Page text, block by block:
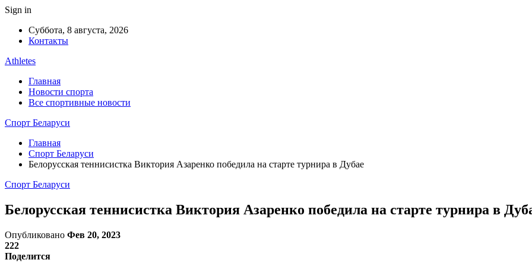
Sign in
Суббота, 8 августа, 2026
Контакты
Athletes
Главная
Новости спорта
Все спортивные новости
Спорт Беларуси
Главная
Спорт Беларуси
Белорусская теннисистка Виктория Азаренко победила на старте турнира в Дубае
Спорт Беларуси
Белорусская теннисистка Виктория Азаренко победила на старте турнира в
Опубликовано Фев 20, 2023
222
Поделится